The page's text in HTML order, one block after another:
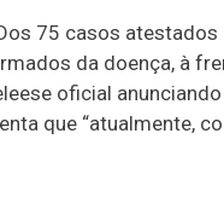
75 casos
da doença, à
oficial
que